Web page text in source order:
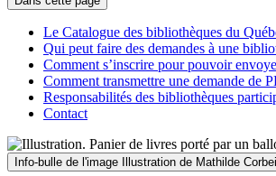
Le Catalogue des bibliothèques du
Qui peut faire des demandes à une
Comment s’inscrire pour pouvoir
Comment transmettre une demande de
Responsabilités des bibliothèques
Contact
Info-bulle de l'image Illustration de Mathilde Corbeil